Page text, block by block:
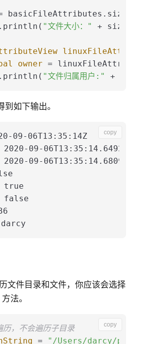
basicFileAttributes.size();
"文件大小：" + size);
owner =
"文件归属用户:"
如下输出。
09-06T13:35:14Z
：2020-09-
：2020-09-
true
false
copy
文件目录和文件，你应该会选择
法。
，不会遍历子目录
= "/Users/darcy/
copy